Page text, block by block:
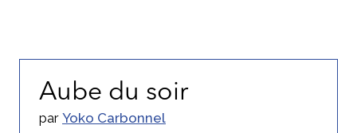
Aube du soir
par Yoko Carbonnel